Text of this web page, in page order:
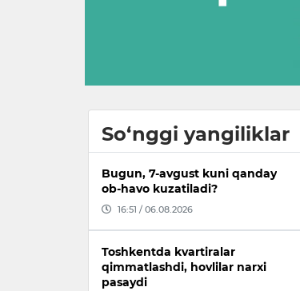
So‘nggi yangiliklar
Bugun, 7-avgust kuni qanday
ob-havo kuzatiladi?
16:51 / 06.08.2026
Toshkentda kvartiralar
qimmatlashdi, hovlilar narxi
pasaydi